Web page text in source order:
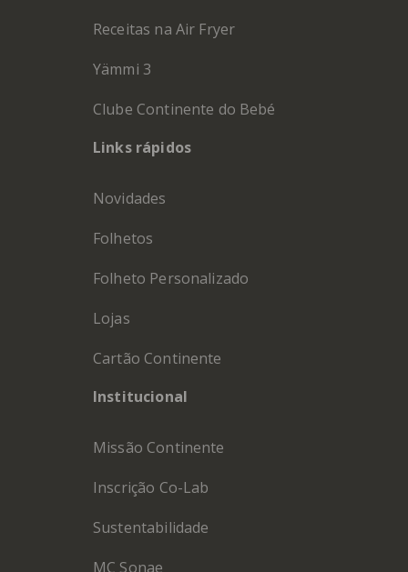
Receitas na Air Fryer
Yämmi 3
Clube Continente do Bebé
Links rápidos
Novidades
Folhetos
Folheto Personalizado
Lojas
Cartão Continente
Institucional
Missão Continente
Inscrição Co-Lab
Sustentabilidade
MC Sonae